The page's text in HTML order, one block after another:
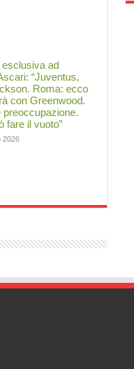
ad
“Juventus,
Roma: ecco
con Greenwood.
preoccupazione.
fare il vuoto”
2026